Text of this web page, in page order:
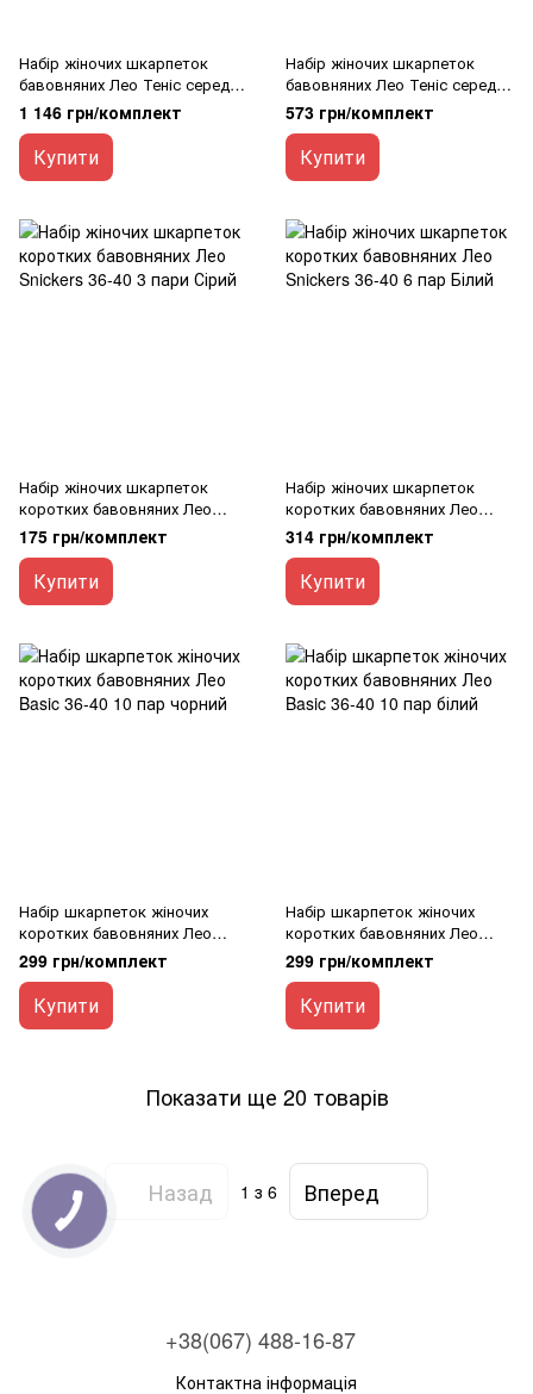
Набір жіночих шкарпеток
бавовняних Лео Теніс середня
гомілка 36-40 30 пар бавовна
Білий/Сірий/Чорний
1 146 грн/комплект
Купити
Набір жіночих шкарпеток
бавовняних Лео Теніс середня
гомілка 36-40 12 пар Чорний
573 грн/комплект
Купити
Набір жіночих шкарпеток
коротких бавовняних Лео
Snickers 36-40 3 пари Сірий
175 грн/комплект
Купити
Набір жіночих шкарпеток
коротких бавовняних Лео
Snickers 36-40 6 пар Білий
314 грн/комплект
Купити
Набір шкарпеток жіночих
коротких бавовняних Лео
Basic 36-40 10 пар чорний
299 грн/комплект
Купити
Набір шкарпеток жіночих
коротких бавовняних Лео
Basic 36-40 10 пар білий
299 грн/комплект
Купити
Показати ще 20 товарів
Назад 1 з 6 Вперед
+38(067) 488-16-87
Контактна інформація